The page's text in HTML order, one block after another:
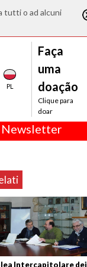
tutti o ad alcuni
PL
Faça
uma
doação
Clique para
doar
Newsletter
Intercapitolare dei